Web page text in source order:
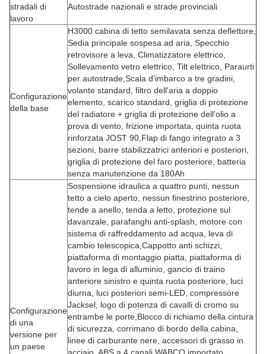
stradali di
lavoro
Autostrade nazionali e strade provinciali
Configurazione
della base
H3000 cabina di tetto semilavata senza deflettore,
Sedia principale sospesa ad aria, Specchio
retrovisore a leva, Climatizzatore elettrico,
Sollevamento vetro elettrico, Tilt elettrico, Paraurti
per autostrade,Scala d'imbarco a tre gradini,
volante standard, filtro dell'aria a doppio
elemento, scarico standard, griglia di protezione
del radiatore + griglia di protezione dell'olio a
prova di vento, frizione importata, quinta ruota
rinforzata JOST 90,Flap di fango integrato a 3
sezioni, barre stabilizzatrici anteriori e posteriori,
griglia di protezione del faro posteriore, batteria
senza manutenzione da 180Ah
Configurazione
di una
versione per
un paese
Sospensione idraulica a quattro punti, nessun
tetto a cielo aperto, nessun finestrino posteriore,
tende a anello, tenda a letto, protezione sul
davanzale, parafanghi anti-splash, motore con
sistema di raffreddamento ad acqua, leva di
cambio telescopica,Cappotto anti schizzi,
piattaforma di montaggio piatta, piattaforma di
lavoro in lega di alluminio, gancio di traino
anteriore sinistro e quinta ruota posteriore, luci
diurna, luci posteriori semi-LED, compressore
Jacksel, logo di potenza di cavalli di cromo su
entrambe le porte,Blocco di richiamo della cintura
di sicurezza, corrimano di bordo della cabina,
linee di carburante nere, accessori di grasso in